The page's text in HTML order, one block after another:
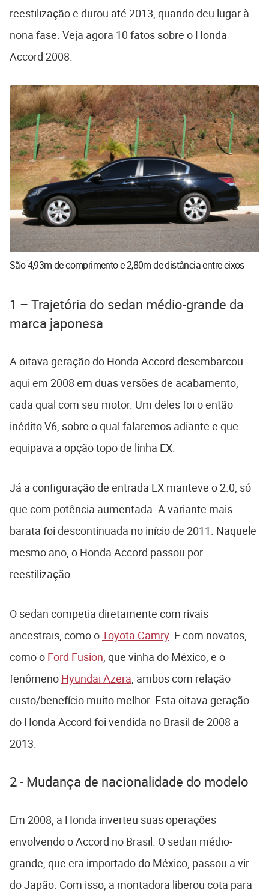
reestilização e durou até 2013, quando deu lugar à
nona fase. Veja agora 10 fatos sobre o Honda
Accord 2008.
São 4,93m de comprimento e 2,80m de distância entre-eixos
1 – Trajetória do sedan médio-grande da
marca japonesa
A oitava geração do Honda Accord desembarcou
aqui em 2008 em duas versões de acabamento,
cada qual com seu motor. Um deles foi o então
inédito V6, sobre o qual falaremos adiante e que
equipava a opção topo de linha EX.
Já a configuração de entrada LX manteve o 2.0, só
que com potência aumentada. A variante mais
barata foi descontinuada no início de 2011. Naquele
mesmo ano, o Honda Accord passou por
reestilização.
O sedan competia diretamente com rivais
ancestrais, como oToyota Camry. E com novatos,
como o Ford Fusion , que vinha do México, e o
fenômeno Hyundai Azera , ambos com relação
custo/benefício muito melhor. Esta oitava geração
do Honda Accord foi vendida no Brasil de 2008 a
2013.
2 - Mudança de nacionalidade do modelo
Em 2008, a Honda inverteu suas operações
envolvendo o Accord no Brasil. O sedan médio-
grande, que era importado do México, passou a vir
do Japão. Com isso, a montadora liberou cota para